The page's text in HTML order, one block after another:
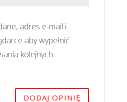
adres e-mail i
aby wypełnić
kolejnych